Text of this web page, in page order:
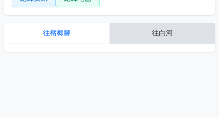
往檳榔腳 往白河